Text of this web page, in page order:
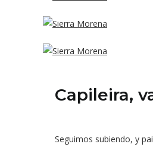
Capileira,
Seguimos subiendo, y